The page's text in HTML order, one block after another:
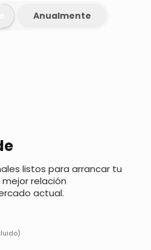
Anualmente
listos para arrancar tu
relación
actual.